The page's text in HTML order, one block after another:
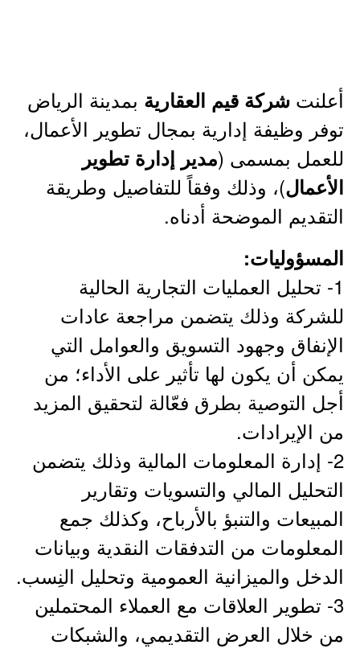
أعلنت شركة قيم العقارية بمدينة الرياض
توفر وظيفة إدارية بمجال تطوير الأعمال،
للعمل بمسمى (مدير إدارة تطوير
الأعمال)، وذلك وفقاً للتفاصيل وطريقة
التقديم الموضحة أدناه.
المسؤوليات:
1- تحليل العمليات التجارية الحالية
للشركة وذلك يتضمن مراجعة عادات
الإنفاق وجهود التسويق والعوامل التي
يمكن أن يكون لها تأثير على الأداء؛ من
أجل التوصية بطرق فعّالة لتحقيق المزيد
من الإيرادات.
2- إدارة المعلومات المالية وذلك يتضمن
التحليل المالي والتسويات وتقارير
المبيعات والتنبؤ بالأرباح، وكذلك جمع
المعلومات من التدفقات النقدية وبيانات
الدخل والميزانية العمومية وتحليل النِسب.
3- تطوير العلاقات مع العملاء المحتملين
من خلال العرض التقديمي، والشبكات